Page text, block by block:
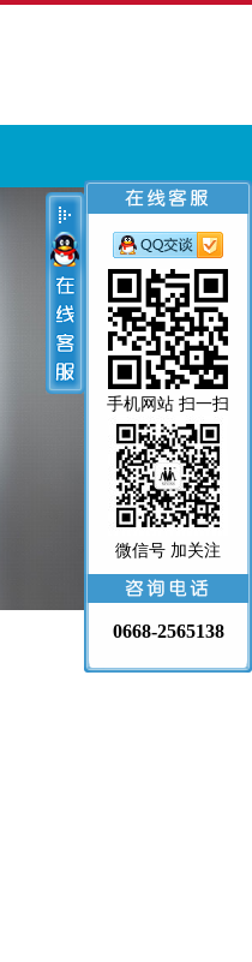
手机网站 扫一扫
微信号 加关注
0668-2565138